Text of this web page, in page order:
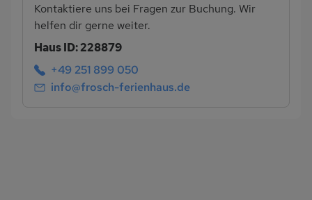
Kontaktiere uns bei Fragen zur Buchung. Wir
helfen dir gerne weiter.
Haus ID: 228879
+49 251 899 050
info@frosch-ferienhaus.de